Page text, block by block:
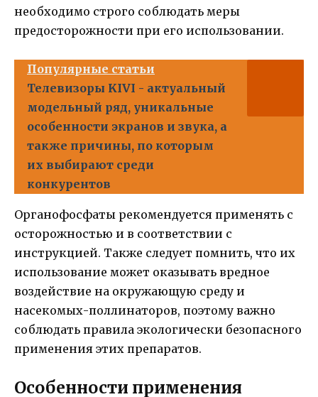
необходимо строго соблюдать меры
предосторожности при его использовании.
Популярные статьи
Телевизоры KIVI - актуальный
модельный ряд, уникальные
особенности экранов и звука, а
также причины, по которым
их выбирают среди
конкурентов
Органофосфаты рекомендуется применять с
осторожностью и в соответствии с
инструкцией. Также следует помнить, что их
использование может оказывать вредное
воздействие на окружающую среду и
насекомых-поллинаторов, поэтому важно
соблюдать правила экологически безопасного
применения этих препаратов.
Особенности применения